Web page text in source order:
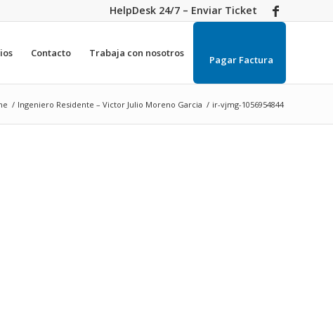
HelpDesk 24/7 – Enviar Ticket
Contacto Trabaja con nosotros
Pagar Factura
/ Ingeniero Residente – Victor Julio Moreno Garcia / ir-vjmg-1056954844